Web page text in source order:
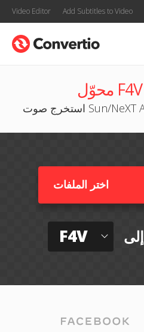
Video Editor Add Subtitles to Video
اختر الملفات
F4V إلى